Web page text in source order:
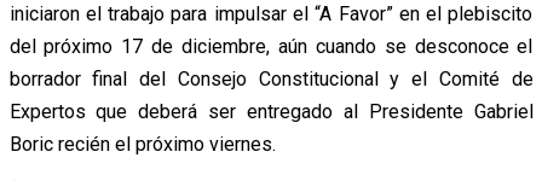
iniciaron el trabajo para impulsar el “A Favor” en el plebiscito
del próximo 17 de diciembre, aún cuando se desconoce el
borrador final del Consejo Constitucional y el Comité de
Expertos que deberá ser entregado al Presidente Gabriel
Boric recién el próximo viernes.